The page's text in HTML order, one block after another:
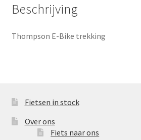
Beschrijving
Thompson E-Bike trekking
Fietsen in stock
Over ons
Fiets naar ons